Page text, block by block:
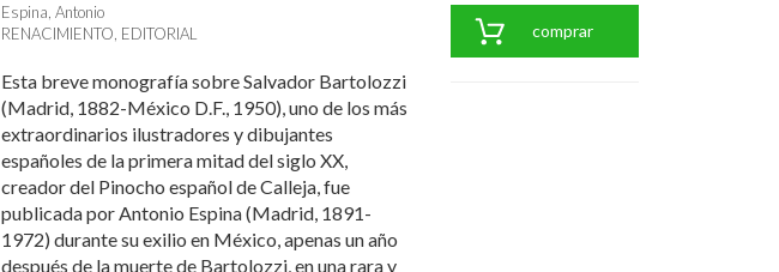
Espina, Antonio
RENACIMIENTO, EDITORIAL
Esta breve monografía sobre Salvador Bartolozzi
(Madrid, 1882-México D.F., 1950), uno de los más
extraordinarios ilustradores y dibujantes
españoles de la primera mitad del siglo XX,
creador del Pinocho español de Calleja, fue
publicada por Antonio Espina (Madrid, 1891-
1972) durante su exilio en México, apenas un año
después de la muerte de Bartolozzi, en una rara y
comprar